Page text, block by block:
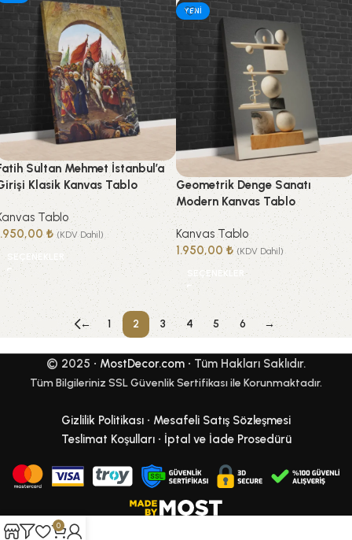
Sultan Mehmet İstanbul’a
Klasik Kanvas Tablo
Tablo
₺ (KDV Dahil)
SEÇENEKLER
YENI
Geometrik Denge Sanatı
Modern Kanvas Tablo
Kanvas Tablo
1.950,00₺ (KDV Dahil)
SEÇENEKLER
← 1 2 3 4 5 6 →
© 2025 • MostDecor.com • Tüm Hakları Saklıdır.
Tüm Bilgileriniz SSL Güvenlik Sertifikası ile Korunmaktadır.
Gizlilik Politikası • Mesafeli Satış Sözleşmesi
Teslimat Koşulları• İptal ve İade Prosedürü
0